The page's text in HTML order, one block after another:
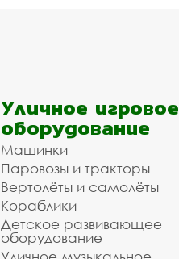
Уличное игровое
оборудование
Машинки
Паровозы и тракторы
Вертолёты и самолёты
Кораблики
Детское развивающее
оборудование